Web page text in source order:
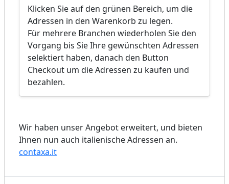
Klicken Sie auf den grünen Bereich, um die
Adressen in den Warenkorb zu legen.
Für mehrere Branchen wiederholen Sie den
Vorgang bis Sie Ihre gewünschten Adressen
selektiert haben, danach den Button
Checkout um die Adressen zu kaufen und
bezahlen.
Wir haben unser Angebot erweitert, und bieten
Ihnen nun auch italienische Adressen an.
contaxa.it